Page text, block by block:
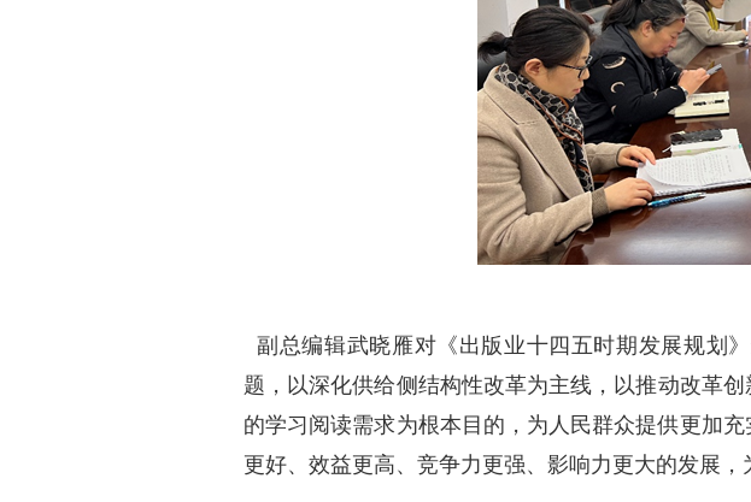
副总编辑武晓雁对《出版业十四五时期发展规划
题，以深化供给侧结构性改革为主线，以推动改革
的学习阅读需求为根本目的，为人民群众提供更加
更好、效益更高、竞争力更强、影响力更大的发展，